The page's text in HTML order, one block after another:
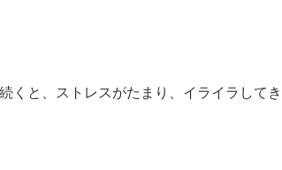
くと、ストレスがたまり、イライラしてき